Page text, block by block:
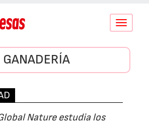
Conmutar
GANADERÍA
Nature estudia los